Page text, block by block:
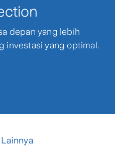
depan yang lebih
investasi yang optimal.